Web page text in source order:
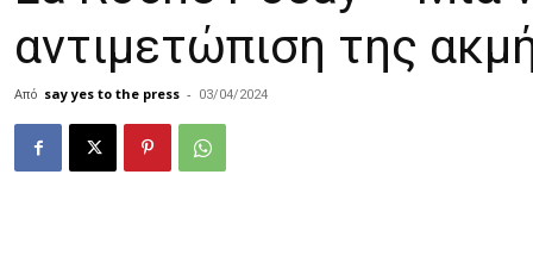
αντιμετώπιση της
Από say yes to the press - 03/04/2024